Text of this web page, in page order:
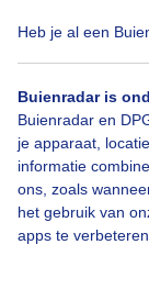
Heb je al een
Buienradar is
Buienradar en
je apparaat,
informatie
ons, zoals
het gebruik van
apps te verbeteren.
Regen
Bekijk